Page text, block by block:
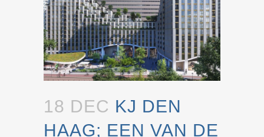
18 DEC KJ DEN
HAAG; EEN VAN DE